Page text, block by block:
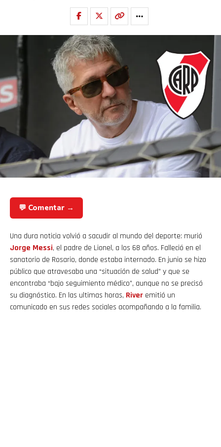
💬 Comentar →
Una dura noticia volvió a sacudir al mundo del deporte: murió
Jorge Messi, el padre de Lionel, a los 68 años. Falleció en el
sanatorio de Rosario, donde estaba internado. En junio se hizo
público que atravesaba una “situación de salud” y que se
encontraba “bajo seguimiento médico”, aunque no se precisó
su diagnóstico. En las ultimas horas, River emitió un
comunicado en sus redes sociales acompañando a la familia.